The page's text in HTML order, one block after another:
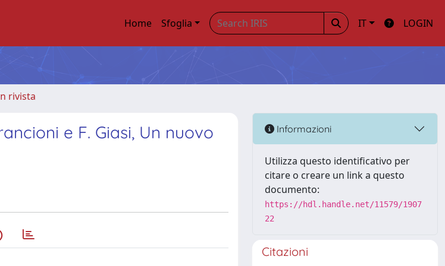
Home Sfoglia IT LOGIN
rivista
e F. Giasi, Un nuovo
Informazioni
Utilizza questo identificativo per
citare o creare un link a questo
documento:
https://hdl.handle.net/11579/1907
22
Citazioni